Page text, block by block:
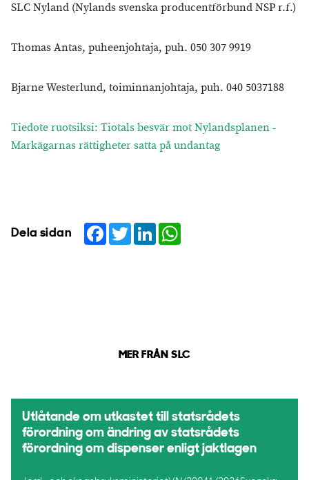
SLC Nyland (Nylands svenska producentförbund NSP r.f.)
Thomas Antas, puheenjohtaja, puh. 050 307 9919
Bjarne Westerlund, toiminnanjohtaja, puh. 040 5037188
Tiedote ruotsiksi: Tiotals besvär mot Nylandsplanen -
Markägarnas rättigheter satta på undantag
Dela sidan Facebook
TwitterLinkedIn
MER FRÅN SLC
Utlåtande om utkastet till statsrådets
förordning om ändring av statsrådets
förordning om dispenser enligt jaktlagen